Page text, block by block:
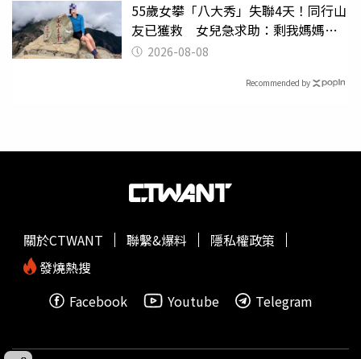
55歲女攀「八大秀」失聯4天！同行山
友已獲救 女兒急求助：剩我媽媽還
沒找到
2026-08-08
Recommended by
關於CTWANT 聯繫&爆料
隱私權政策
發燒熱搜
Facebook
Youtube Telegram